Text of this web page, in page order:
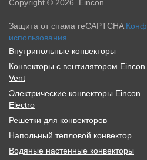
Copyright © 2026. Eincon
Защита от спама reCAPTCHA
использования
Внутрипольные конвекторы
Конвекторы с вентилятором Eincon
Vent
Электрические конвекторы Eincon
Electro
Решетки для конвекторов
Напольный тепловой конвектор
Водяные настенные конвекторы